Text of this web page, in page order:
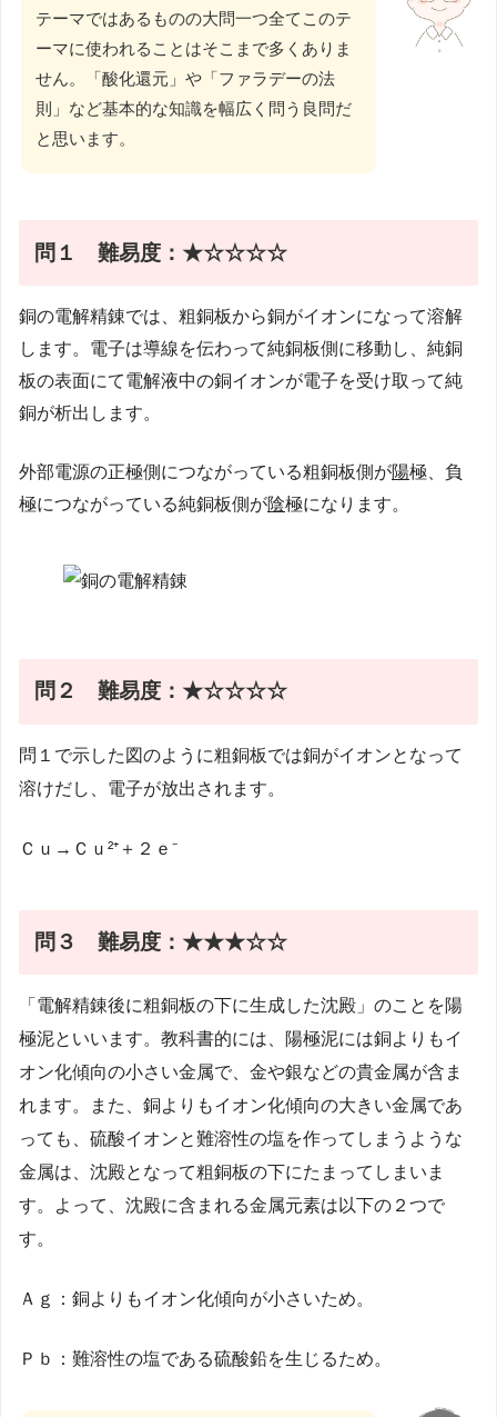
テーマではあるものの大問一つ全てこのテ
ーマに使われることはそこまで多くありま
せん。「酸化還元」や「ファラデーの法
則」など基本的な知識を幅広く問う良問だ
と思います。
問１ 難易度：★☆☆☆☆
銅の電解精錬では、粗銅板から銅がイオンになって溶解
します。電子は導線を伝わって純銅板側に移動し、純銅
板の表面にて電解液中の銅イオンが電子を受け取って純
銅が析出します。
外部電源の正極側につながっている粗銅板側が陽極、負
極につながっている純銅板側が陰極になります。
問２難易度：★☆☆☆☆
問１で示した図のように粗銅板では銅がイオンとなって
溶けだし、電子が放出されます。
Ｃｕ→Ｃｕ²⁺＋２ｅ⁻
問３難易度：★★★☆☆
「電解精錬後に粗銅板の下に生成した沈殿」のことを陽
極泥といいます。教科書的には、陽極泥には銅よりもイ
オン化傾向の小さい金属で、金や銀などの貴金属が含ま
れます。また、銅よりもイオン化傾向の大きい金属であ
っても、硫酸イオンと難溶性の塩を作ってしまうような
金属は、沈殿となって粗銅板の下にたまってしまいま
す。よって、沈殿に含まれる金属元素は以下の２つで
す。
Ａｇ：銅よりもイオン化傾向が小さいため。
Ｐｂ：難溶性の塩である硫酸鉛を生じるため。